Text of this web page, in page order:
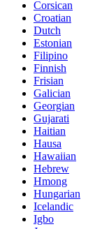
Corsican
Croatian
Dutch
Estonian
Filipino
Finnish
Frisian
Galician
Georgian
Gujarati
Haitian
Hausa
Hawaiian
Hebrew
Hmong
Hungarian
Icelandic
Igbo